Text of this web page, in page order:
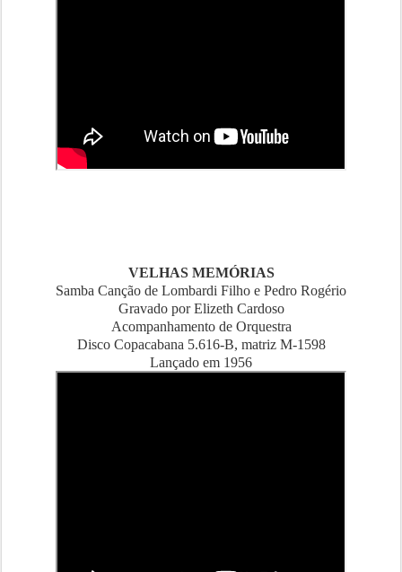
VELHAS MEMÓRIAS
Samba Canção de Lombardi Filho e Pedro Rogério
Gravado por Elizeth Cardoso
Acompanhamento de Orquestra
Disco Copacabana 5.616-B, matriz M-1598
Lançado em 1956